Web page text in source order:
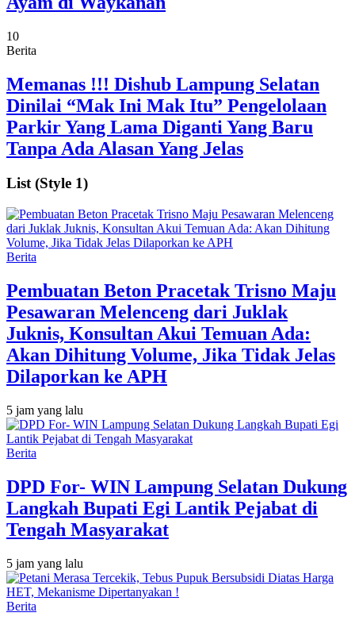
10
Berita
Memanas !!! Dishub Lampung Selatan
Dinilai “Mak Ini Mak Itu” Pengelolaan
Parkir Yang Lama Diganti Yang Baru
Tanpa Ada Alasan Yang Jelas
List (Style 1)
Berita
Pembuatan Beton Pracetak Trisno Maju
Pesawaran Melenceng dari Juklak
Juknis, Konsultan Akui Temuan Ada:
Akan Dihitung Volume, Jika Tidak Jelas
Dilaporkan ke APH
5 jam yang lalu
Berita
DPD For- WIN Lampung Selatan Dukung
Langkah Bupati Egi Lantik Pejabat di
Tengah Masyarakat
5 jam yang lalu
Berita